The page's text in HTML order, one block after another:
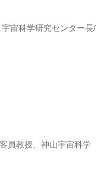
宙科学研究センター長/
員教授、神山宇宙科学